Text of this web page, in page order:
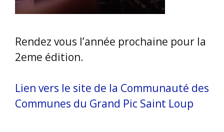
Rendez vous l’année prochaine pour la
2eme édition.
Lien vers le site de la Communauté des
Communes du Grand Pic Saint Loup